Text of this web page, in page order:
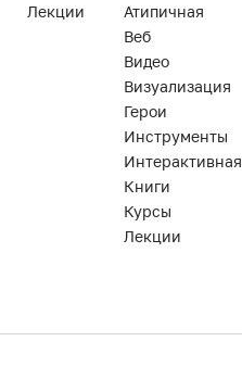
Лекции
Атипичная
Веб
Видео
Визуализация
Герои
Инструменты
Интерактивная
Книги
Курсы
Лекции